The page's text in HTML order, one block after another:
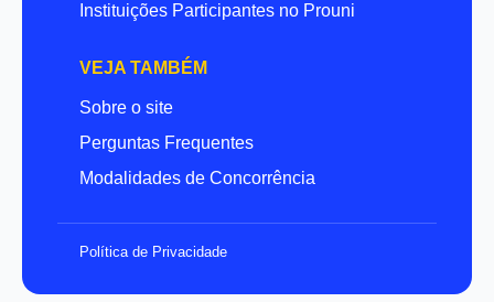
Instituições Participantes no Prouni
VEJA TAMBÉM
Sobre o site
Perguntas Frequentes
Modalidades de Concorrência
Política de Privacidade